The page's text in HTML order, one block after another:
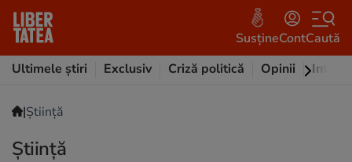
SusțineContCaută
Ultimele știri
Exclusiv Criză politică Opinii
|Știință
Știință